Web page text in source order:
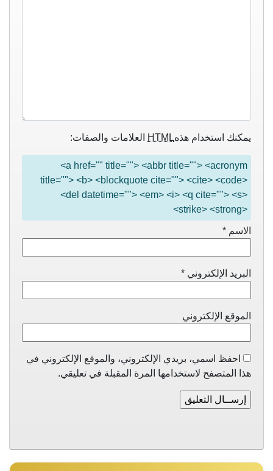
يمكنك استخدام هذهHTML العلامات والصفات:
<a href="" title=""> <abbr title=""> <acronym
title=""> <b> <blockquote cite=""> <cite> <code>
<del datetime=""> <em> <i> <q cite=""> <s>
<strike> <strong>
الاسم *
البريد الإلكتروني *
الموقع الإلكتروني
احفظ اسمي، بريدي الإلكتروني، والموقع الإلكتروني في
هذا المتصفح لاستخدامها المرة المقبلة في تعليقي.